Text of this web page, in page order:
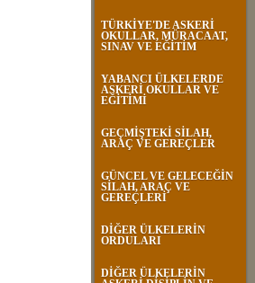
TÜRKİYE'DE ASKERİ
OKULLAR, MÜRACAAT,
SINAV VE EĞİTİM
YABANCI ÜLKELERDE
ASKERİ OKULLAR VE
EĞİTİMİ
GEÇMİŞTEKİ SİLAH,
ARAÇ VE GEREÇLER
GÜNCEL VE GELECEĞİN
SİLAH, ARAÇ VE
GEREÇLERİ
DİĞER ÜLKELERİN
ORDULARI
DİĞER ÜLKELERİN